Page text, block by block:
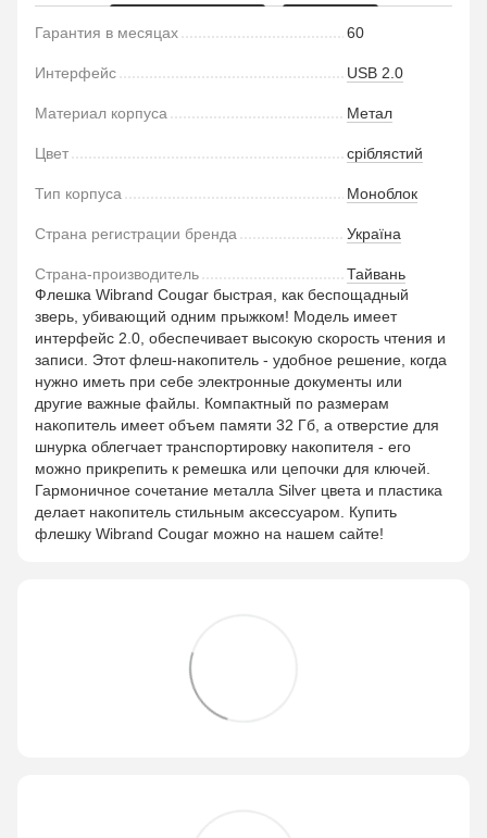
Гарантия в месяцах 60
Интерфейс USB 2.0
Материал корпуса Метал
Цвет сріблястий
Тип корпуса Моноблок
Страна регистрации бренда Україна
Страна-производитель
Тайвань
Флешка Wibrand Cougar быстрая, как беспощадный
зверь, убивающий одним прыжком! Модель имеет
интерфейс 2.0, обеспечивает высокую скорость чтения и
записи. Этот флеш-накопитель - удобное решение, когда
нужно иметь при себе электронные документы или
другие важные файлы. Компактный по размерам
накопитель имеет объем памяти 32 Гб, а отверстие для
шнурка облегчает транспортировку накопителя - его
можно прикрепить к ремешка или цепочки для ключей.
Гармоничное сочетание металла Silver цвета и пластика
делает накопитель стильным аксессуаром. Купить
флешку Wibrand Cougar можно на нашем сайте!